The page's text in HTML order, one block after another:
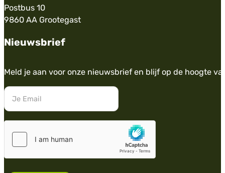
Postbus 10
9860 AA Grootegast
Nieuwsbrief
Meld je aan voor onze nieuwsbrief en blijf op de hoogte